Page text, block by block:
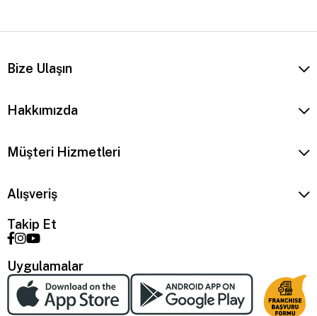
Bize Ulaşın
Hakkımızda
Müşteri Hizmetleri
Alışveriş
Takip Et
Uygulamalar